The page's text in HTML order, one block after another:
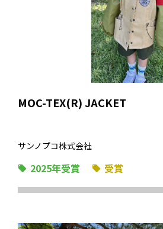
MOC-TEX(R) JACKET
サンノプコ株式会社
2025年受賞 受賞